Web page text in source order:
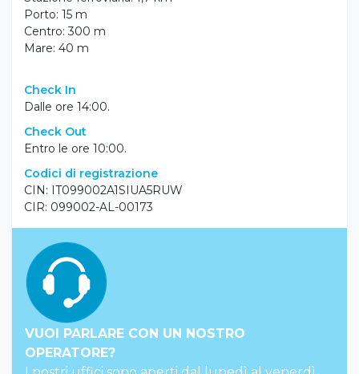
Porto: 15 m
Centro: 300 m
Mare: 40 m
Check In
Dalle ore 14:00.
Check Out
Entro le ore 10:00.
Codici di registrazione
CIN: IT099002A1SIUA5RUW
CIR: 099002-AL-00173
VUOI PARLARE CON UN NOSTRO
OPERATORE?